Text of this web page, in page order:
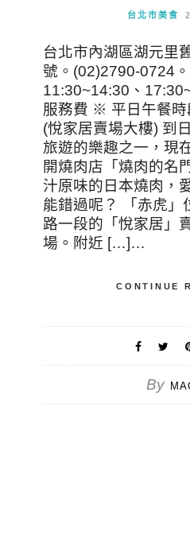
台北市美食
台北市內湖區湖元里
號。(02)2790-0724
11:30~14:30、
服務費 ※ 平日午餐時
(悅家居賣場大樓) 到
旅遊的樂趣之一，現
開燒肉店「燒肉的名
汁原味的日本燒肉，
能錯過呢？ 「赤虎」
路一段的「悅家居」
場。附近 […]…
CONTINUE
By